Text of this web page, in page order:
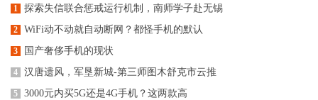
1 探索失信联合惩戒运行机制，南师学子赴无锡
2 WiFi动不动就自动断网？都怪手机的默认
3 国产奢侈手机的现状
4 汉唐遗风，军垦新城-第三师图木舒克市云推
5 3000元内买5G还是4G手机？这两款高